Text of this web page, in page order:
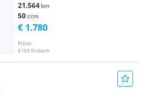
21.564 km
50ccm
Privat
8103 Eisbach
€ 1.780